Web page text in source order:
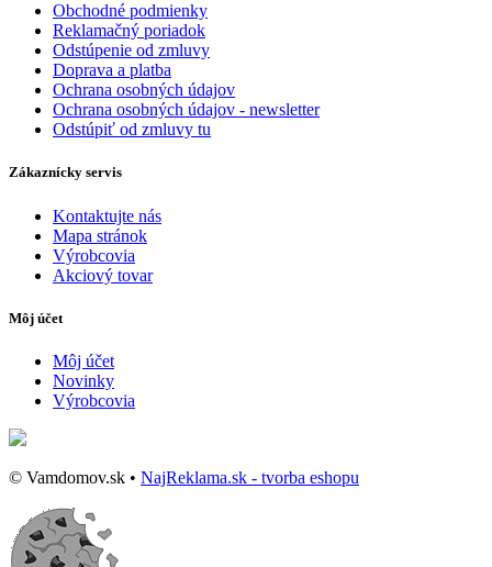
Obchodné podmienky
Reklamačný poriadok
Odstúpenie od zmluvy
Doprava a platba
Ochrana osobných údajov
Ochrana osobných údajov - newsletter
Odstúpiť od zmluvy tu
Zákaznícky servis
Kontaktujte nás
Mapa stránok
Výrobcovia
Akciový tovar
Môj účet
Môj účet
Novinky
Výrobcovia
© Vamdomov.sk • NajReklama.sk - tvorba eshopu